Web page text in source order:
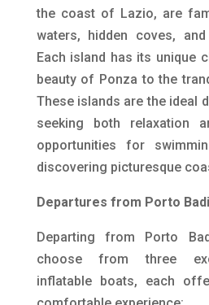
the coast of Lazio, are
waters, hidden coves,
Each island has its unique
beauty of Ponza to the
These islands are the ideal
seeking both relaxation
opportunities for
discovering picturesque
Departures from Porto
Departing from Porto
choose from three
inflatable boats, each